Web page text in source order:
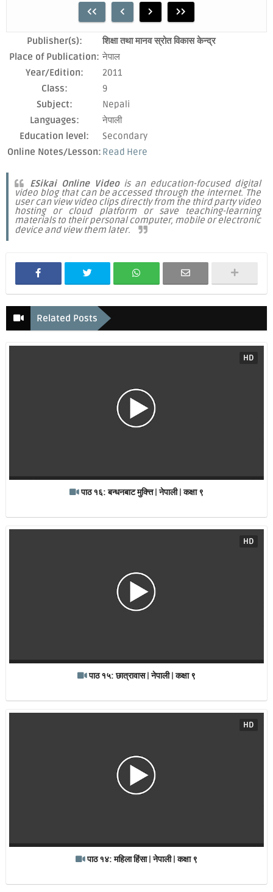
Publisher(s):
शिक्षा तथा मानव स्रोत विकास केन्द्र
Place of Publication: नेपाल
Year/Edition:
2011
Class:
9
Subject:
Nepali
Languages:
नेपाली
Education level:
Secondary
Online Notes/Lesson: Read Here
ESikai Online Videois an education-focused digital
video blog that can be accessed through the internet. The
user can view video clips directly from the third party video
hosting or cloud platform or save teaching-learning
materials to their personal computer, mobile or electronic
device and view them later.
Related Posts
HD
पाठ १६: बन्धनबाट मुक्त्ति | नेपाली | कक्षा ९
HD
पाठ १५: छात्रावास | नेपाली | कक्षा ९
HD
पाठ १४: महिला हिंसा | नेपाली | कक्षा ९